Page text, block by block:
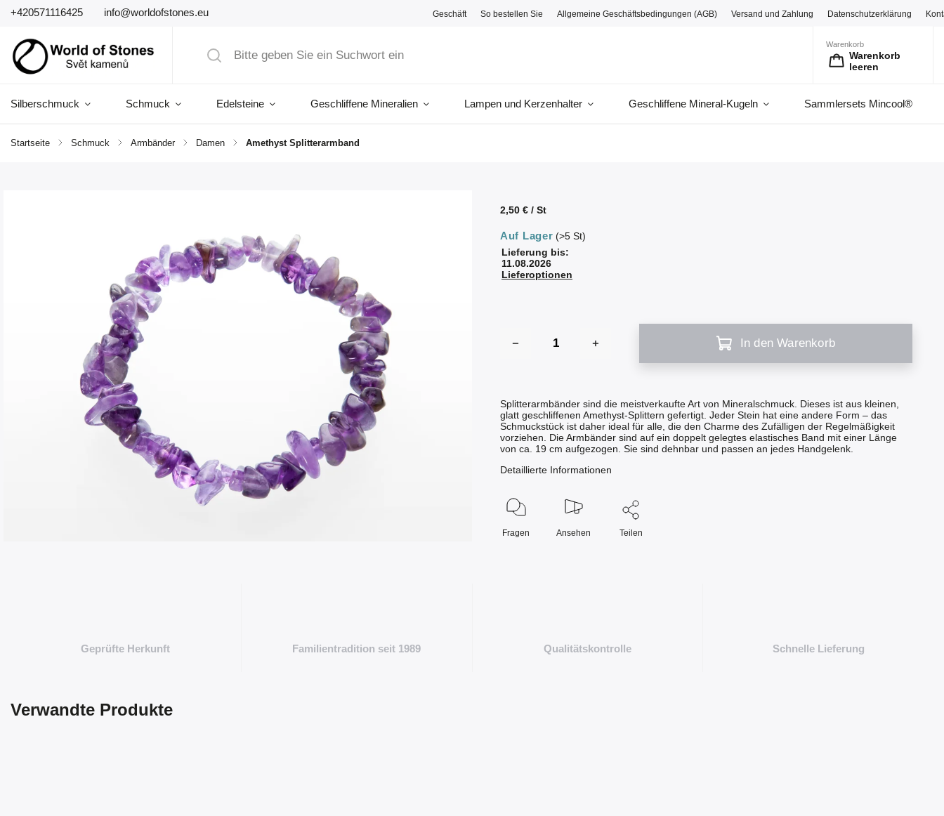
+420571116425 info@worldofstones.eu Geschäft So bestellen Sie Allgemeine Geschäftsbedingungen (AGB) Versand und Zahlung Datenschutzerklärung
Warenkorb
Warenkorb
leeren
Silberschmuck Schmuck Edelsteine Geschliffene Mineralien Lampen und Kerzenhalter Geschliffene Mineral-Kugeln Sammlersets Mincool®
Startseite / Schmuck / Armbänder / Damen / Amethyst Splitterarmband
2,50 €/ St
Auf Lager (>5 St)
Lieferung bis:
11.08.2026
Lieferoptionen
In den Warenkorb
Splitterarmbänder sind die meistverkaufte Art von Mineralschmuck. Dieses ist aus kleinen,
glatt geschliffenen Amethyst-Splittern gefertigt. Jeder Stein hat eine andere Form – das
Schmuckstück ist daher ideal für alle, die den Charme des Zufälligen der Regelmäßigkeit
vorziehen. Die Armbänder sind auf ein doppelt gelegtes elastisches Band mit einer Länge
von ca. 19 cm aufgezogen. Sie sind dehnbar und passen an jedes Handgelenk.
Detaillierte Informationen
Fragen Ansehen Teilen
Geprüfte Herkunft Familientradition seit 1989 Qualitätskontrolle Schnelle Lieferung
Verwandte Produkte